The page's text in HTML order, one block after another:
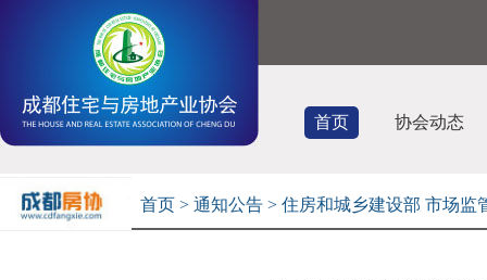
首页 协会动态
首页 >通知公告 > 住房和城乡建设部 市场监